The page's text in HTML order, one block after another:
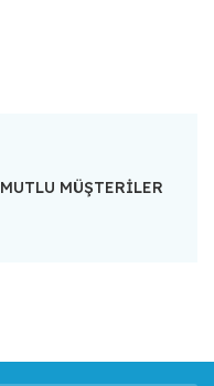
MUTLU MÜŞTERİLER